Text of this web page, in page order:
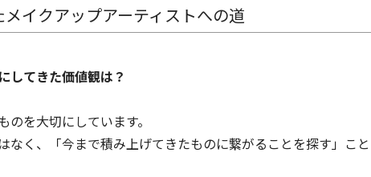
イクアップアーティストへの道
してきた価値観は？
を大切にしています。
なく、「今まで積み上げてきたものに繋がることを探す」こと